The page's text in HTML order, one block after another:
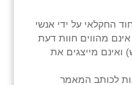
החקלאי על ידי אנשי
מהווים חוות דעת
מייצגים את
לכותב המאמר